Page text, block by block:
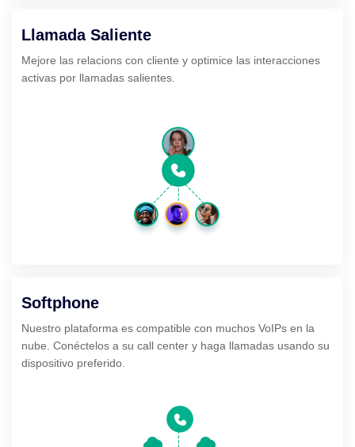
Llamada Saliente
Mejore las relacions con cliente y optimice las interacciones
activas por llamadas salientes.
Softphone
Nuestro plataforma es compatible con muchos VoIPs en la
nube. Conéctelos a su call center y haga llamadas usando su
dispositivo preferido.